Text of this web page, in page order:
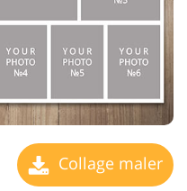
Collage maler